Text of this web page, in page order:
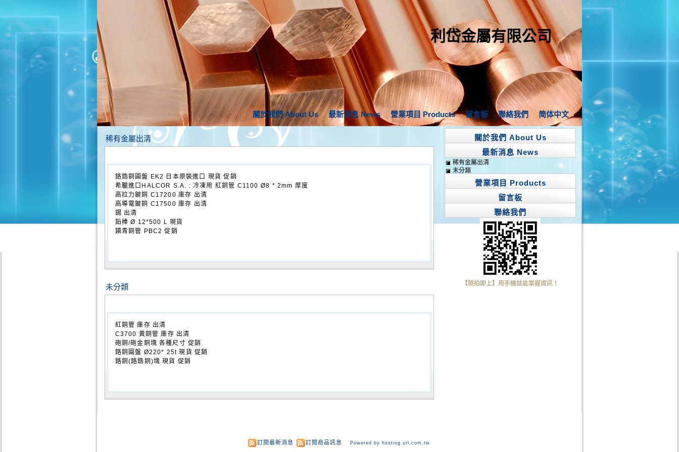
利岱金屬有限公司
關於我們 About Us 最新消息 News 營業項目 Products 留言板 聯絡我們 简体中文
稀有金屬出清
鉻鋯銅圓盤 EK2 日本原裝進口 現貨 促銷
希臘進口HALCOR S.A. : 冷凍用 紅銅管 C1100 Ø8 * 2mm 厚度
高拉力鈹銅 C17200 庫存 出清
高導電鈹銅 C17500 庫存 出清
錫 出清
鉛棒 Ø 12*500 L 現貨
鏻青銅管 PBC2 促銷
未分類
紅銅管 庫存 出清
C3700 黃銅管 庫存 出清
砲銅/砲金銅塊 各種尺寸 促銷
鉻銅圓盤 Ø220* 25t 現貨 促銷
鉻銅(鉻鋯銅)塊 現貨 促銷
關於我們 About Us
最新消息 News
稀有金屬出清
未分類
營業項目 Products
留言板
聯絡我們
【隨拍即上】用手機就能掌握資訊！
訂閱最新消息 訂閱商品訊息 Powered by hosting.url.com.tw